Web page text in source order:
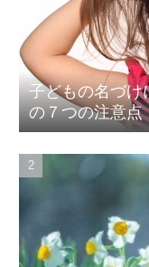
子どもの名づけ
の７つの注意点